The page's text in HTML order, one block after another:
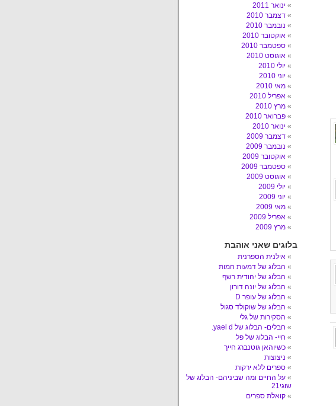
ינואר 2011
דצמבר 2010
נובמבר 2010
אוקטובר 2010
ספטמבר 2010
אוגוסט 2010
יולי 2010
יוני 2010
מאי 2010
אפריל 2010
מרץ 2010
פברואר 2010
ינואר 2010
דצמבר 2009
נובמבר 2009
אוקטובר 2009
ספטמבר 2009
אוגוסט 2009
יולי 2009
יוני 2009
מאי 2009
אפריל 2009
מרץ 2009
בלוגים שאני אוהבת
אילנית הספרנית
הבלוג של דמעות חמות
הבלוג של יהודית רשף
הבלוג של יונה דורון
הבלוג של עופר D
הבלוג של שוקולד סגול
הסקירות של גלי
חבלים- הבלוג של yael d.
חיי- הבלוג של פל
כשיוהאן גוטנברג חייך
ניצוצות
ספרים ללא ירקות
על החיים ומה שביניהם- הבלוג של
שוגי21
קואלת ספרים